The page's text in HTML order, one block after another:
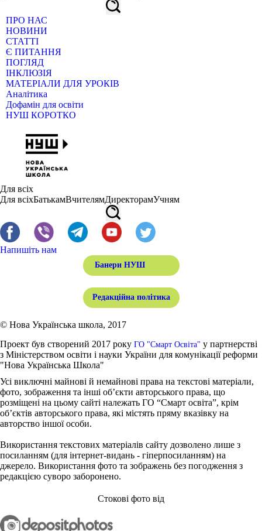
ПРО НАС
НОВИНИ
СТАТТІ
Є ПИТАННЯ
ПОГЛЯД
ІНКЛЮЗІЯ
МАТЕРІАЛИ ДЛЯ УРОКІВ
Аналітика
Дофамін для освіти
НУШ КОРОТКО
Для всіх
Для всіхБатькамВчителямДиректорамУчням
Напишіть нам
Банери НУШ
Редакційна політика
© Нова Українська школа, 2017
Проект був створений 2017 року ГО "Смарт Освіта" у партнерстві
з Міністерством освіти і науки України для комунікації реформи
"Нова Українська Школа"
Усі виключні майнові й немайнові права на текстові матеріали,
фото, зображення та інші об’єкти авторського права, що
розміщені на цьому сайті належать ГО “Смарт освіта”, крім
об’єктів авторського права, які містять пряму вказівку на
авторство іншої особи.
Використання текстових матеріалів сайту дозволено лише з
посиланням (для інтернет-видань - гіперпосиланням) на
джерело. Використання фото та зображень без погодження з
редакцією суворо заборонено.
Стокові фото від